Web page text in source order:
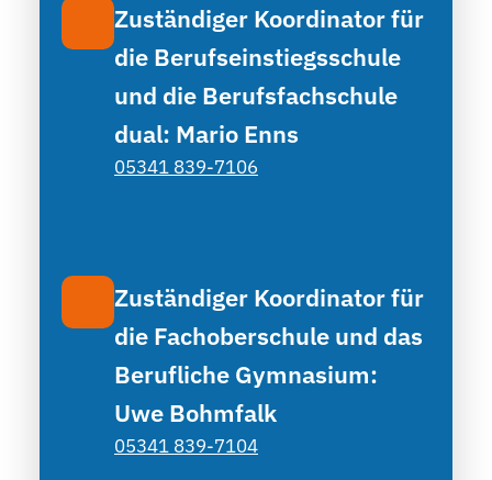
Zuständiger Koordinator für
die Berufseinstiegsschule
und die Berufsfachschule
dual: Mario Enns
05341 839-7106
Zuständiger Koordinator für
die Fachoberschule und das
Berufliche Gymnasium:
Uwe Bohmfalk
05341 839-7104